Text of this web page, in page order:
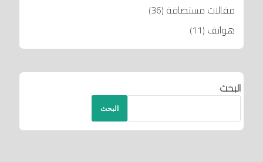
مقالات مستضافة (36)
هواتف (11)
البحث
البحث